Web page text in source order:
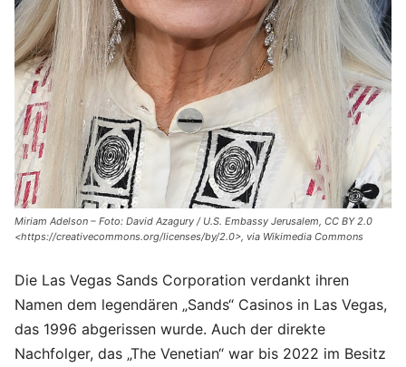
Miriam Adelson – Foto: David Azagury / U.S. Embassy Jerusalem, CC BY 2.0
<https://creativecommons.org/licenses/by/2.0>, via Wikimedia Commons
Die Las Vegas Sands Corporation verdankt ihren
Namen dem legendären „Sands“ Casinos in Las Vegas,
das 1996 abgerissen wurde. Auch der direkte
Nachfolger, das „The Venetian“ war bis 2022 im Besitz